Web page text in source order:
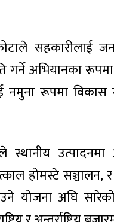
सहकारीलाई
गर्ने अभियानका
नमुना रूपमा विकास
स्थानीय
होमस्टे सञ्चालन, र
योजना अघि